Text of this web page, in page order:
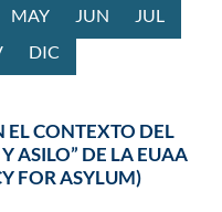
MAY JUN JUL
IEMBRE
DIC
CONTEXTO DEL
ASILO” DE LA EUAA
FOR ASYLUM)